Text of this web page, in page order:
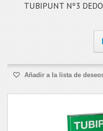
TUBIPUNT Nº3
Añadir a la lista de